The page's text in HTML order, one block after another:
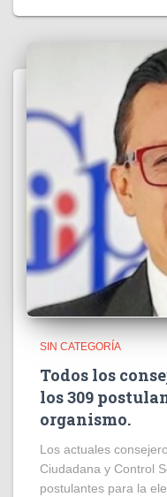
SIN CATEGORÍA
Todos los
los 309
organismo.
Los actuales
Ciudadana y Control
postulantes para la